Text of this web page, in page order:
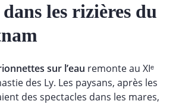
les rizières du
sur l’eau remonte au XIᵉ
des Ly. Les paysans, après les
des spectacles dans les mares,